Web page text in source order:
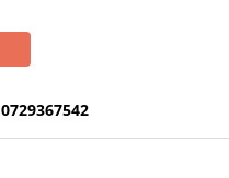
0729367542